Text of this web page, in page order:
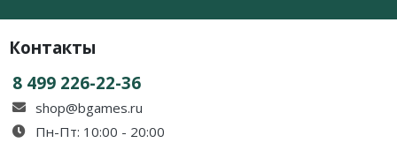
Контакты
8 499 226-22-36
shop@bgames.ru
Пн-Пт: 10:00 - 20:00